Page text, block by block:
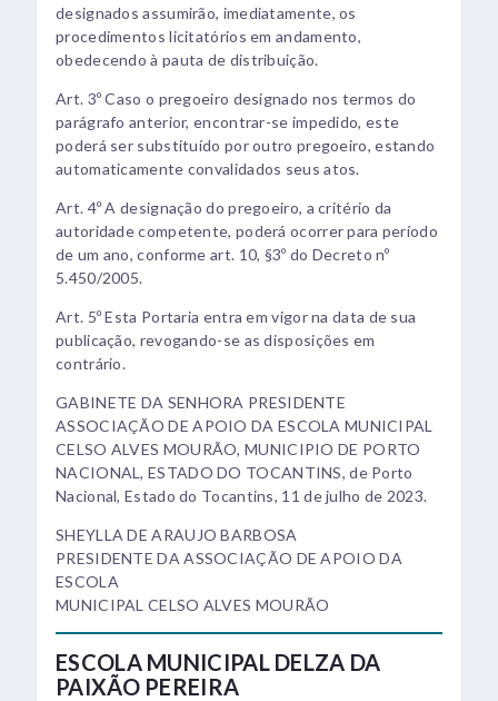
designados assumirão, imediatamente, os
procedimentos licitatórios em andamento,
obedecendo à pauta de distribuição.
Art. 3º Caso o pregoeiro designado nos termos do
parágrafo anterior, encontrar-se impedido, este
poderá ser substituído por outro pregoeiro, estando
automaticamente convalidados seus atos.
Art. 4º A designação do pregoeiro, a critério da
autoridade competente, poderá ocorrer para período
de um ano, conforme art. 10, §3º do Decreto nº
5.450/2005.
Art. 5º Esta Portaria entra em vigor na data de sua
publicação, revogando-se as disposições em
contrário.
GABINETE DA SENHORA PRESIDENTE
ASSOCIAÇÃO DE APOIO DA ESCOLA MUNICIPAL
CELSO ALVES MOURÃO, MUNICIPIO DE PORTO
NACIONAL, ESTADO DO TOCANTINS, de Porto
Nacional, Estado do Tocantins, 11 de julho de 2023.
SHEYLLA DE ARAUJO BARBOSA
PRESIDENTE DA ASSOCIAÇÃO DE APOIO DA
ESCOLA
MUNICIPAL CELSO ALVES MOURÃO
ESCOLA MUNICIPAL DELZA DA
PAIXÃO PEREIRA